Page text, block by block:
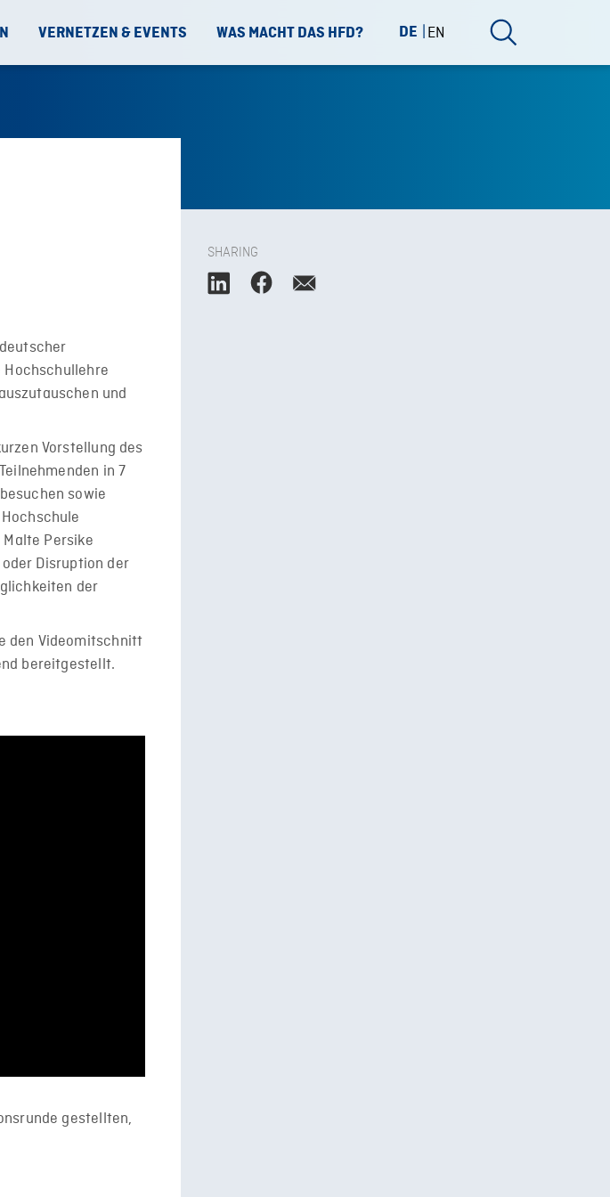
VERNETZEN & EVENTS WAS MACHT DAS HFD? DE EN
und
Vorstellung des
in 7
sowie
Persike
Disruption der
der
den Videomitschnitt
bereitgestellt.
gestellten,
SHARING